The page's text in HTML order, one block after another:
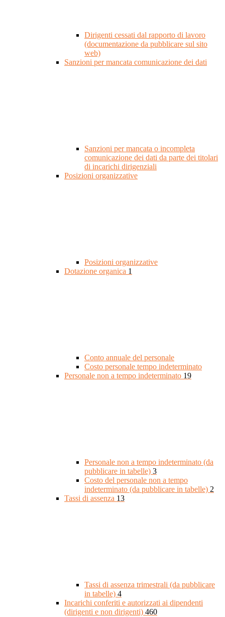
Dirigenti cessati dal rapporto di lavoro
(documentazione da pubblicare sul sito
web)
Sanzioni per mancata comunicazione dei dati
Sanzioni per mancata o incompleta
comunicazione dei dati da parte dei titolari
di incarichi dirigenziali
Posizioni organizzative
Posizioni organizzative
Dotazione organica 1
Conto annuale del personale
Costo personale tempo indeterminato
Personale non a tempo indeterminato 19
Personale non a tempo indeterminato (da
pubblicare in tabelle) 3
Costo del personale non a tempo
indeterminato (da pubblicare in tabelle) 2
Tassi di assenza 13
Tassi di assenza trimestrali (da pubblicare
in tabelle) 4
Incarichi conferiti e autorizzati ai dipendenti
(dirigenti e non dirigenti) 460